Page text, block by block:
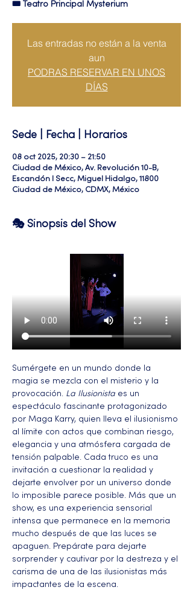
🎟 Teatro Principal Mysterium
Las entradas no están a la venta
aun
PODRAS RESERVAR EN UNOS
DÍAS
Sede | Fecha | Horarios
08 oct 2025, 20:30 – 21:50
Ciudad de México, Av. Revolución 10-B,
Escandón I Secc, Miguel Hidalgo, 11800
Ciudad de México, CDMX, México
🎭 Sinopsis del Show
Sumérgete en un mundo donde la
magia se mezcla con el misterio y la
provocación. La Ilusionista es un
espectáculo fascinante protagonizado
por Maga Karry, quien lleva el ilusionismo
al límite con actos que combinan riesgo,
elegancia y una atmósfera cargada de
tensión palpable. Cada truco es una
invitación a cuestionar la realidad y
dejarte envolver por un universo donde
lo imposible parece posible. Más que un
show, es una experiencia sensorial
intensa que permanece en la memoria
mucho después de que las luces se
apaguen. Prepárate para dejarte
sorprender y cautivar por la destreza y el
carisma de una de las ilusionistas más
impactantes de la escena.